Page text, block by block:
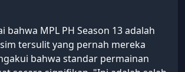
bahwa MPL PH Season 13 adalah
tersulit yang pernah mereka
bahwa standar permainan